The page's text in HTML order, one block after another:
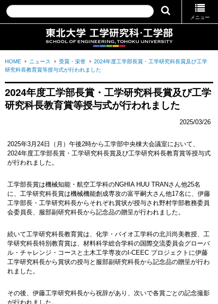
メニュー
HOME ニュース 受賞・栄誉
2024年度工学部長賞・工学研究科長賞及び工学
研究科長教育賞等授与式が行われました
2024年度工学部長賞・工学研究科長賞及び工学
研究科長教育賞等授与式が行われました
2025/03/26
2025年3月24日（月）午後2時から工学部中央棟大会議室において、
2024年度工学部長賞・工学研究科長賞及び工学研究科長教育賞等授与式
が行われました。
工学部長賞は機械知能・航空工学科のNGHIA HUU TRANさん他25名
に、工学研究科長賞は機械機能創成専攻の富平嗣大さん他17名に、伊藤
工学部長・工学研究科長からそれぞれ賞状が授与され野村学部教務委員
会委員長、服部副研究科長から記念品の贈呈が行われました。
続いて工学研究科長教育賞は、化学・バイオ工学科の北川尚美教授、工
学研究科長特別教育賞は、材料科学総合学科の国際交流委員会グローバ
ル・チャレンジ・コースと土木工学専攻のI-CEEC プロジェクトに伊藤
工学研究科長から賞状の授与と服部副研究科長から記念品の贈呈が行わ
れました。
その後、伊藤工学研究科長から祝辞があり、次いで各賞ごとの記念撮影
が行われました。